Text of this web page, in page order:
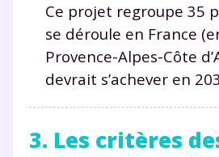
Ce projet regroupe 35
se déroule en France
Provence-Alpes-Côte
devrait s’achever en
3. Les critères